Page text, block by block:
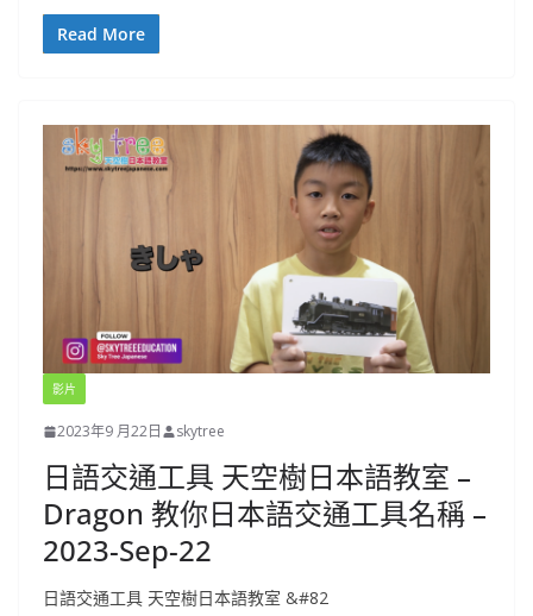
Read More
影片
2023年9 月22日 skytree
日語交通工具 天空樹日本語教室 –
Dragon 教你日本語交通工具名稱 –
2023-Sep-22
日語交通工具 天空樹日本語教室 &#82